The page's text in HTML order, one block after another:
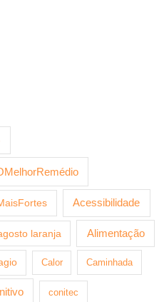
Acessibilidade
laranja Alimentação
Calor Caminhada
conitec